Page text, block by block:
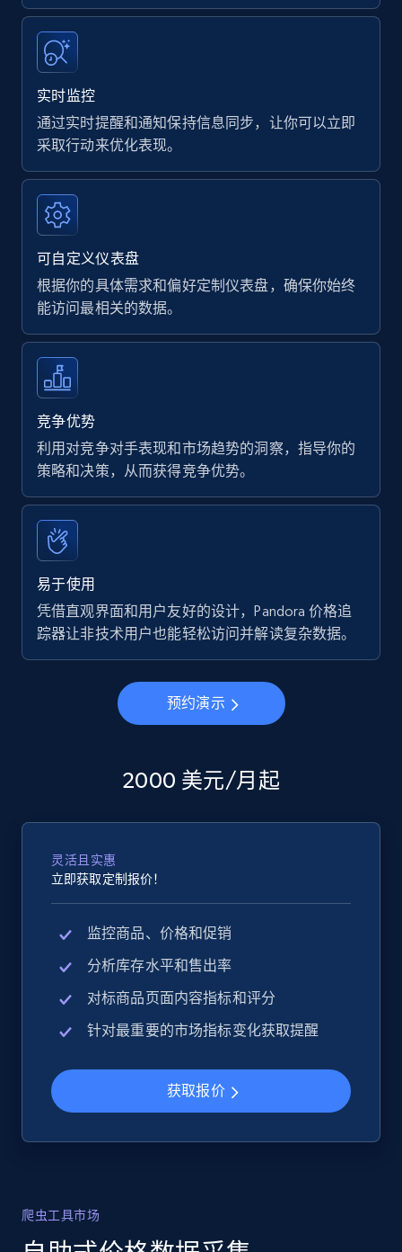
实时监控
通过实时提醒和通知保持信息同步，让你可以立即
采取行动来优化表现。
可自定义仪表盘
根据你的具体需求和偏好定制仪表盘，确保你始终
能访问最相关的数据。
竞争优势
利用对竞争对手表现和市场趋势的洞察，指导你的
策略和决策，从而获得竞争优势。
易于使用
凭借直观界面和用户友好的设计，Pandora 价格追
踪器让非技术用户也能轻松访问并解读复杂数据。
预约演示
2000 美元/月起
灵活且实惠
立即获取定制报价！
监控商品、价格和促销
分析库存水平和售出率
对标商品页面内容指标和评分
针对最重要的市场指标变化获取提醒
获取报价
爬虫工具市场